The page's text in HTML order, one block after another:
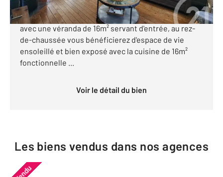
A proximité de COMPIEGNE, en village, cette
charmante maison ancienne de 110m² vous accueille
avec une véranda de 16m² servant d'entrée, au rez-
de-chaussée vous bénéficierez d'espace de vie
ensoleillé et bien exposé avec la cuisine de 16m²
fonctionnelle ...
Voir le détail du bien
Les biens vendus dans nos agences